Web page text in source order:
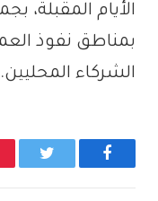
الأيام المقبلة،
بمناطق نفوذ
الشركاء المحليين.
فيسبوك تويتر